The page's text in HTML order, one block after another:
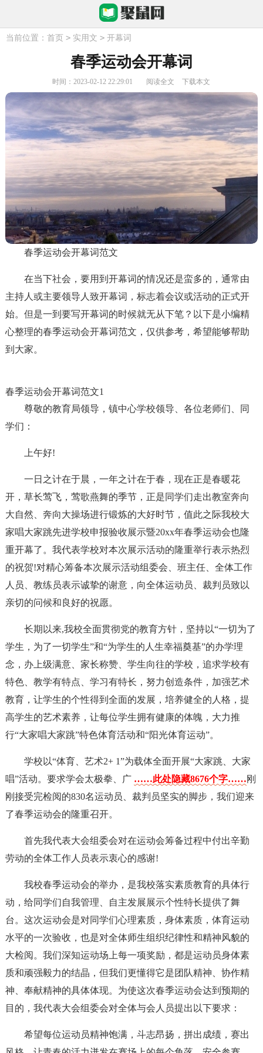
当前位置： 首页 > 实用文 > 开幕词
春季运动会开幕词
时间：2023-02-12 22:29:01 阅读全文 下载本文
春季运动会开幕词范文
在当下社会，要用到开幕词的情况还是蛮多的，通常由
主持人或主要领导人致开幕词，标志着会议或活动的正式开
始。但是一到要写开幕词的时候就无从下笔？以下是小编精
心整理的春季运动会开幕词范文，仅供参考，希望能够帮助
到大家。
春季运动会开幕词范文1
尊敬的教育局领导，镇中心学校领导、各位老师们、同
学们：
上午好!
一日之计在于晨，一年之计在于春，现在正是春暖花
开，草长莺飞，莺歌燕舞的季节，正是同学们走出教室奔向
大自然、奔向大操场进行锻炼的大好时节，值此之际我校大
家唱大家跳先进学校申报验收展示暨20xx年春季运动会也隆
重开幕了。我代表学校对本次展示活动的隆重举行表示热烈
的祝贺!对精心筹备本次展示活动组委会、班主任、全体工作
人员、教练员表示诚挚的谢意，向全体运动员、裁判员致以
亲切的问候和良好的祝愿。
长期以来,我校全面贯彻党的教育方针，坚持以“一切为了
学生，为了一切学生”和“为学生的人生幸福奠基”的办学理
念，办上级满意、家长称赞、学生向往的学校，追求学校有
特色、教学有特点、学习有特长，努力创造条件，加强艺术
教育，让学生的个性得到全面的发展，培养健全的人格，提
高学生的艺术素养，让每位学生拥有健康的体魄，大力推
行“大家唱大家跳”特色体育活动和“阳光体育运动”。
学校以“体育、艺术2+ 1”为载体全面开展“大家跳、大家
唱”活动。要求学会太极拳、广 ……此处隐藏8676个字……刚
刚接受完检阅的830名运动员、裁判员坚实的脚步，我们迎来
了春季运动会的隆重召开。
首先我代表大会组委会对在运动会筹备过程中付出辛勤
劳动的全体工作人员表示衷心的感谢!
我校春季运动会的举办，是我校落实素质教育的具体行
动，给同学们自我管理、自主发展展示个性特长提供了舞
台。这次运动会是对同学们心理素质，身体素质，体育运动
水平的一次验收，也是对全体师生组织纪律性和精神风貌的
大检阅。我们深知运动场上每一项奖励，都是运动员身体素
质和顽强毅力的结晶，但我们更懂得它是团队精神、协作精
神、奉献精神的具体体现。为使这次春季运动会达到预期的
目的，我代表大会组委会对全体与会人员提出以下要求：
希望每位运动员精神饱满，斗志昂扬，拼出成绩，赛出